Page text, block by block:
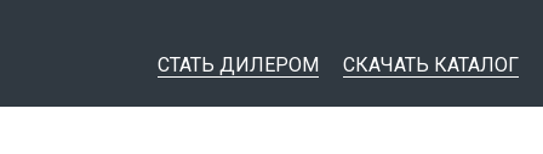
СТАТЬ ДИЛЕРОМ СКАЧАТЬ КАТАЛОГ